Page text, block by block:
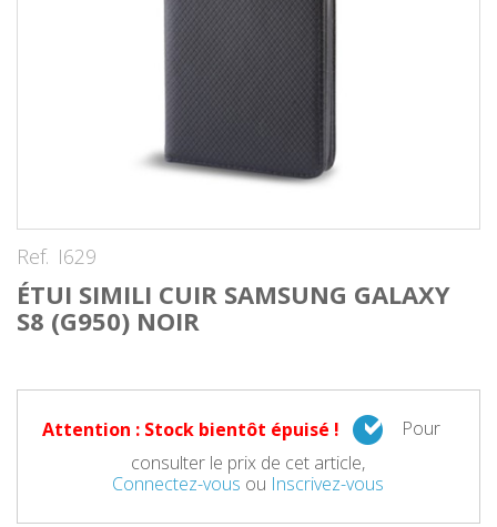
Ref. I629
ÉTUI SIMILI CUIR SAMSUNG GALAXY
S8 (G950) NOIR
Attention : Stock bientôt épuisé !
Pour
consulter le prix de cet article,
Connectez-vous ou Inscrivez-vous